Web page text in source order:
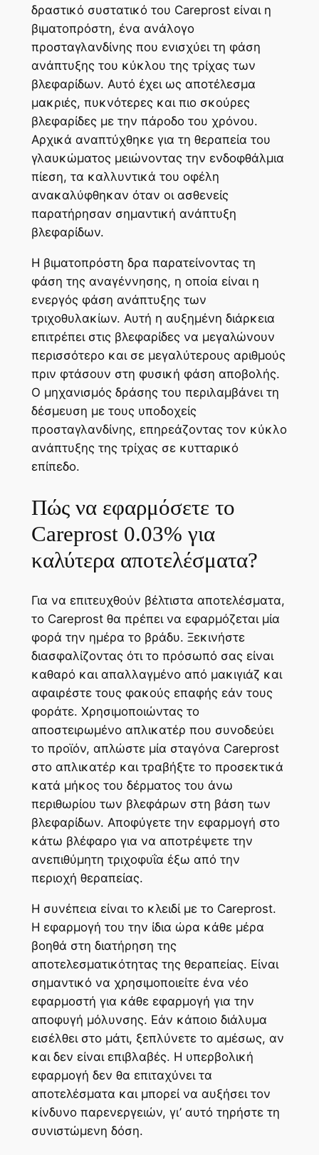
δραστικό συστατικό του Careprost είναι η
βιματοπρόστη, ένα ανάλογο
προσταγλανδίνης που ενισχύει τη φάση
ανάπτυξης του κύκλου της τρίχας των
βλεφαρίδων. Αυτό έχει ως αποτέλεσμα
μακριές, πυκνότερες και πιο σκούρες
βλεφαρίδες με την πάροδο του χρόνου.
Αρχικά αναπτύχθηκε για τη θεραπεία του
γλαυκώματος μειώνοντας την ενδοφθάλμια
πίεση, τα καλλυντικά του οφέλη
ανακαλύφθηκαν όταν οι ασθενείς
παρατήρησαν σημαντική ανάπτυξη
βλεφαρίδων.
Η βιματοπρόστη δρα παρατείνοντας τη
φάση της αναγέννησης, η οποία είναι η
ενεργός φάση ανάπτυξης των
τριχοθυλακίων. Αυτή η αυξημένη διάρκεια
επιτρέπει στις βλεφαρίδες να μεγαλώνουν
περισσότερο και σε μεγαλύτερους αριθμούς
πριν φτάσουν στη φυσική φάση αποβολής.
Ο μηχανισμός δράσης του περιλαμβάνει τη
δέσμευση με τους υποδοχείς
προσταγλανδίνης, επηρεάζοντας τον κύκλο
ανάπτυξης της τρίχας σε κυτταρικό
επίπεδο.
Πώς να εφαρμόσετε το
Careprost 0.03% για
καλύτερα αποτελέσματα?
Για να επιτευχθούν βέλτιστα αποτελέσματα,
το Careprost θα πρέπει να εφαρμόζεται μία
φορά την ημέρα το βράδυ. Ξεκινήστε
διασφαλίζοντας ότι το πρόσωπό σας είναι
καθαρό και απαλλαγμένο από μακιγιάζ και
αφαιρέστε τους φακούς επαφής εάν τους
φοράτε. Χρησιμοποιώντας το
αποστειρωμένο απλικατέρ που συνοδεύει
το προϊόν, απλώστε μία σταγόνα Careprost
στο απλικατέρ και τραβήξτε το προσεκτικά
κατά μήκος του δέρματος του άνω
περιθωρίου των βλεφάρων στη βάση των
βλεφαρίδων. Αποφύγετε την εφαρμογή στο
κάτω βλέφαρο για να αποτρέψετε την
ανεπιθύμητη τριχοφυΐα έξω από την
περιοχή θεραπείας.
Η συνέπεια είναι το κλειδί με το Careprost.
Η εφαρμογή του την ίδια ώρα κάθε μέρα
βοηθά στη διατήρηση της
αποτελεσματικότητας της θεραπείας. Είναι
σημαντικό να χρησιμοποιείτε ένα νέο
εφαρμοστή για κάθε εφαρμογή για την
αποφυγή μόλυνσης. Εάν κάποιο διάλυμα
εισέλθει στο μάτι, ξεπλύνετε το αμέσως, αν
και δεν είναι επιβλαβές. Η υπερβολική
εφαρμογή δεν θα επιταχύνει τα
αποτελέσματα και μπορεί να αυξήσει τον
κίνδυνο παρενεργειών, γι’ αυτό τηρήστε τη
συνιστώμενη δόση.